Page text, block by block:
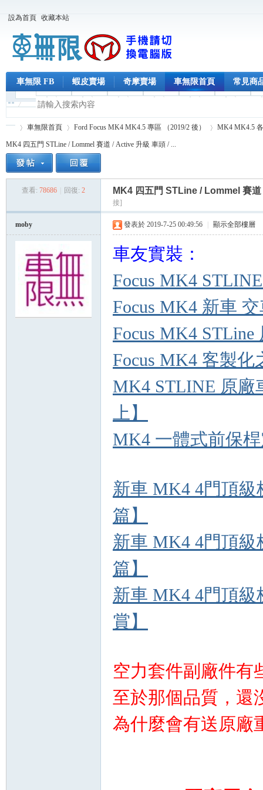
設為首頁 收藏本站
車無限 FB 蝦皮賣場 奇摩賣場 車無限首頁 常見商
車 »
車無限首頁
›
Ford Focus MK4 MK4.5 專區 （2019/2 後）
›
MK4 MK4.5
MK4 四五門 STLine / Lommel 賽道 / Active 升級 車頭 / ...
查看: 78686 回復: 2 MK4 四五門 STLine / Lommel 賽
接]
moby 發表於 2019-7-25 00:49:56 顯示全部樓層
車友實裝：
Focus MK4
Focus MK4 新車
Focus MK4
Focus MK4 客製
MK4 STLINE 原廠
上】
MK4 一體式前保
新車 MK4 4門頂級
篇】
新車 MK4 4門頂級
篇】
新車 MK4 4門頂級
賞】
空力套件副廠件有
至於那個品質，還
為什麼會有送原廠